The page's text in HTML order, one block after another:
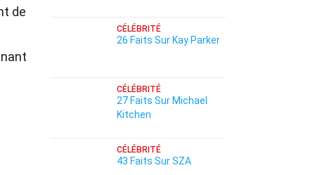
de
CÉLÉBRITÉ
26 Faits Sur Kay Parker
CÉLÉBRITÉ
27 Faits Sur Michael
Kitchen
CÉLÉBRITÉ
43 Faits Sur SZA